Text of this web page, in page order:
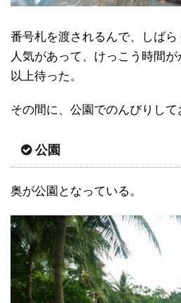
番号札を渡されるんで、しばら
人気があって、けっこう時間
以上待った。
その間に、公園でのんびりして
公園
奥が公園となっている。